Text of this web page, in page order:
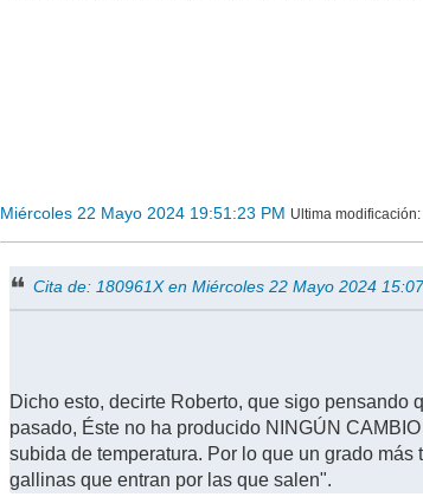
Miércoles 22 Mayo 2024 19:51:23 PM Ultima modificación
Cita de: 180961X en Miércoles 22 Mayo 2024
Dicho esto, decirte Roberto, que sigo
pasado, Éste no ha producido NINGÚN
subida de temperatura. Por lo que un grado
gallinas que entran por las que salen".